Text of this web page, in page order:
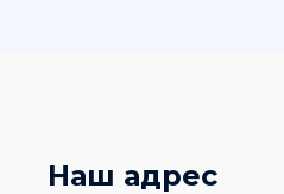
Наш адрес